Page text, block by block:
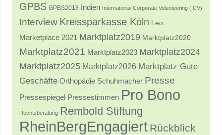
GPBS GPBS2018 Indien International Corporate Volunteering (ICV)
Interview Kreissparkasse Köln Leo
Marketplace 2021 Marktplatz2019 Marktplatz2020
Marktplatz2021 Marktplatz2023 Marktplatz2024
Marktplatz2025 Marktplatz2026 Marktplatz Gute
Geschäfte Orthopädie Schuhmacher Presse
Pressespiegel Pressestimmen Pro Bono
Rechtsberatung Rembold Stiftung
RheinBergEngagiert Rückblick